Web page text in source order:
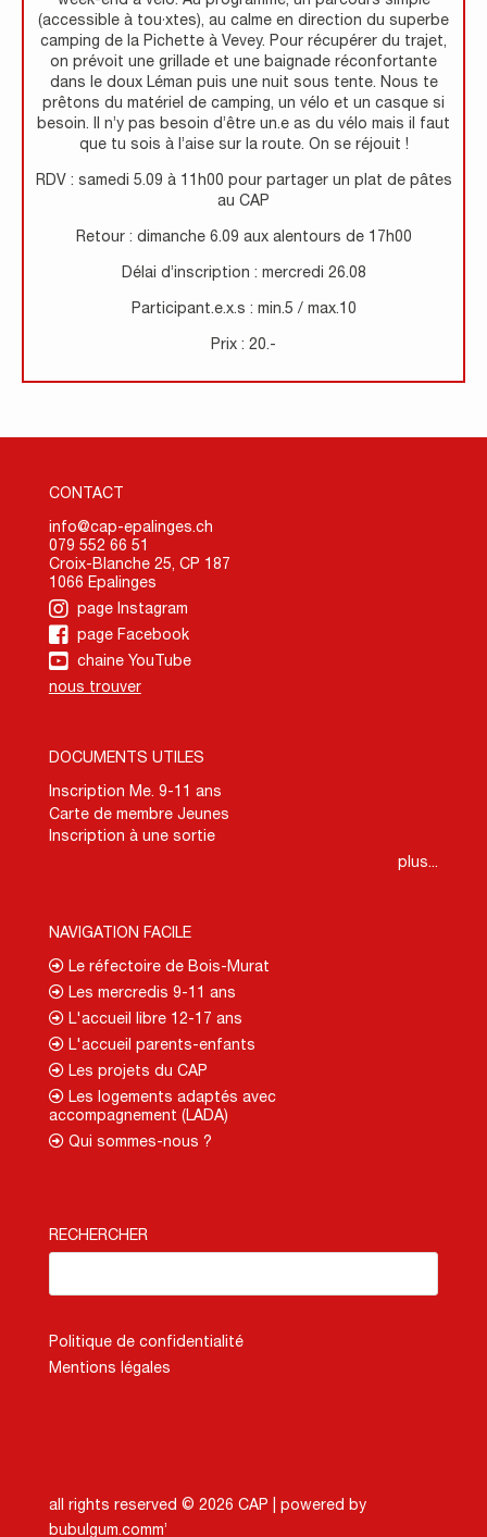
(accessible à tou·xtes), au calme en direction du superbe
camping de la Pichette à Vevey. Pour récupérer du trajet,
on prévoit une grillade et une baignade réconfortante
dans le doux Léman puis une nuit sous tente. Nous te
prêtons du matériel de camping, un vélo et un casque si
besoin. Il n’y pas besoin d’être un.e as du vélo mais il faut
que tu sois à l’aise sur la route. On se réjouit !
RDV : samedi 5.09 à 11h00 pour partager un plat de pâtes
au CAP
Retour : dimanche 6.09 aux alentours de 17h00
Délai d’inscription : mercredi 26.08
Participant.e.x.s : min.5 / max.10
Prix : 20.-
CONTACT
info@cap-epalinges.ch
079 552 66 51
Croix-Blanche 25, CP 187
1066 Epalinges
page Instagram
page Facebook
chaine YouTube
nous trouver
DOCUMENTS UTILES
Inscription Me. 9-11 ans
Carte de membre Jeunes
Inscription à une sortie
plus...
NAVIGATION FACILE
Le réfectoire de Bois-Murat
Les mercredis 9-11 ans
L'accueil libre 12-17 ans
L'accueil parents-enfants
Les projets du CAP
Les logements adaptés avec
accompagnement (LADA)
Qui sommes-nous ?
RECHERCHER
Politique de confidentialité
Mentions légales
all rights reserved © 2026 CAP | powered by
bubulgum.comm’